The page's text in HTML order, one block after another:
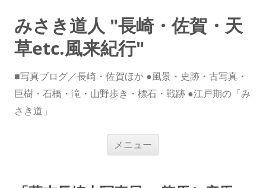
みさき道人 "長崎・佐賀・天
草etc.風来紀行"
■写真ブログ／長崎・佐賀ほか ●風景・史跡・古写真・
巨樹・石橋・滝・山野歩き・標石・戦跡 ●江戸期の「み
さき道」
メニュー